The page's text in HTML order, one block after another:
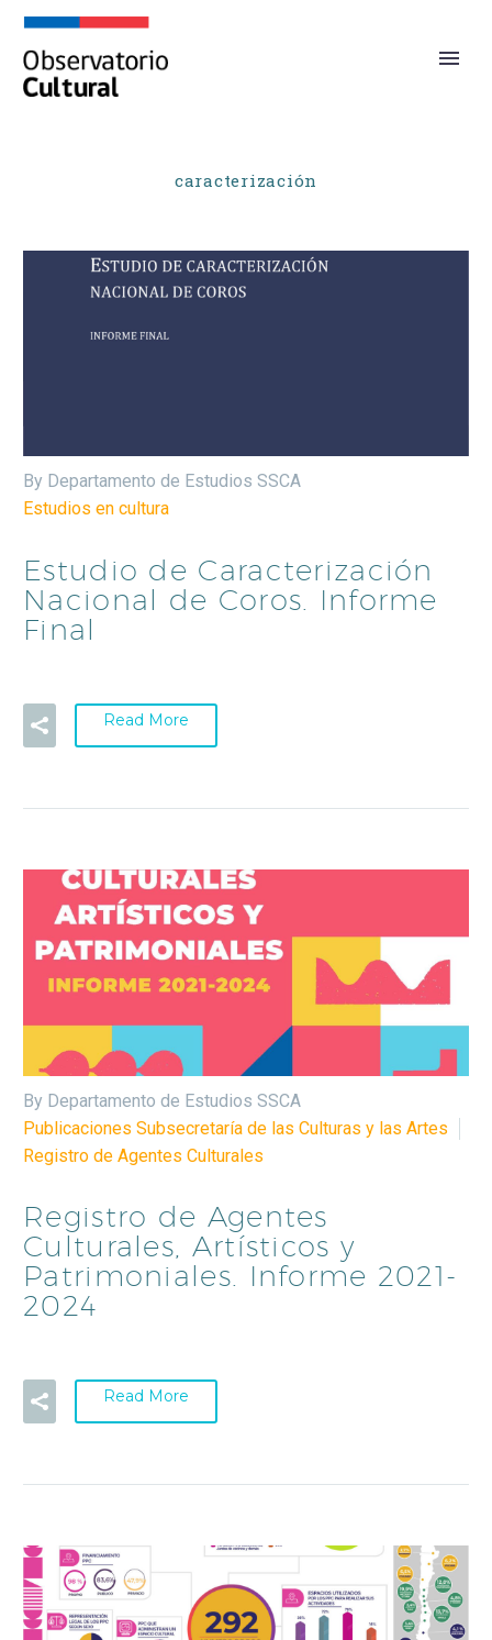
caracterización
By Departamento de Estudios SSCA
Estudios en cultura
Estudio de Caracterización
Nacional de Coros. Informe
Final
Read More
By Departamento de Estudios SSCA
Publicaciones Subsecretaría de las Culturas y las Artes
Registro de Agentes Culturales
Registro de Agentes
Culturales, Artísticos y
Patrimoniales. Informe 2021-
2024
Read More